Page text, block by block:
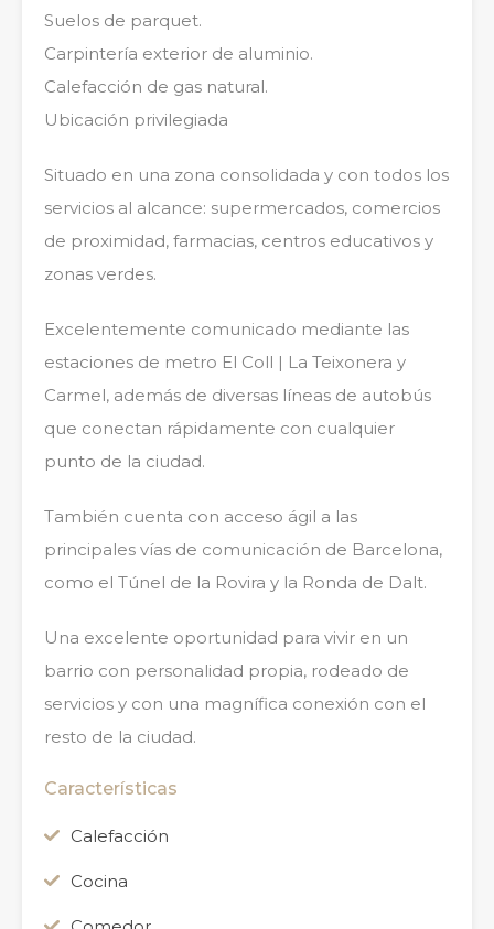
Suelos de parquet.
Carpintería exterior de aluminio.
Calefacción de gas natural.
Ubicación privilegiada
Situado en una zona consolidada y con todos los
servicios al alcance: supermercados, comercios
de proximidad, farmacias, centros educativos y
zonas verdes.
Excelentemente comunicado mediante las
estaciones de metro El Coll | La Teixonera y
Carmel, además de diversas líneas de autobús
que conectan rápidamente con cualquier
punto de la ciudad.
También cuenta con acceso ágil a las
principales vías de comunicación de Barcelona,
como el Túnel de la Rovira y la Ronda de Dalt.
Una excelente oportunidad para vivir en un
barrio con personalidad propia, rodeado de
servicios y con una magnífica conexión con el
resto de la ciudad.
Características
Calefacción
Cocina